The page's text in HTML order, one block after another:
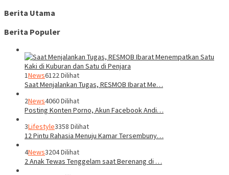
Berita Utama
Berita Populer
1News6122 Dilihat
Saat Menjalankan Tugas, RESMOB Ibarat Me…
2News4060 Dilihat
Posting Konten Porno, Akun Facebook Andi…
3Lifestyle3358 Dilihat
12 Pintu Rahasia Menuju Kamar Tersembuny…
4News3204 Dilihat
2 Anak Tewas Tenggelam saat Berenang di …